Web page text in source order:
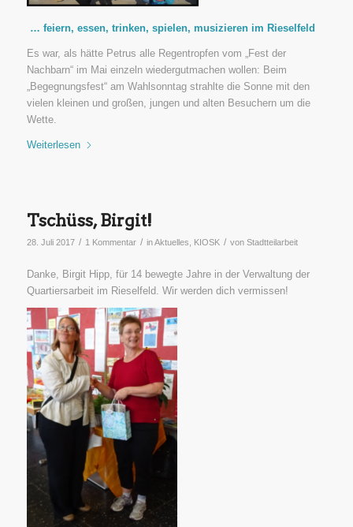
… feiern, essen, trinken, spielen, musizieren im Rieselfeld
Es war, als hätte Petrus alle Regentropfen vom „Fest der
Nachbarn“ im Mai einzeln wiedergutmachen wollen: Beim
„Begegnungsfest“ am Wahlsonntag strahlte die Sonne mit den
vielen kleinen und großen, jungen und alten Besuchern um die
Wette.
Weiterlesen
Tschüss, Birgit!
28. Juli 2017 / 1 Kommentar / inAktuelles KIOSK / von Stadtteilarbeit
Danke, Birgit Hipp, für 14 bewegte Jahre in der Verwaltung der
Quartiersarbeit im Rieselfeld. Wir werden dich vermissen!